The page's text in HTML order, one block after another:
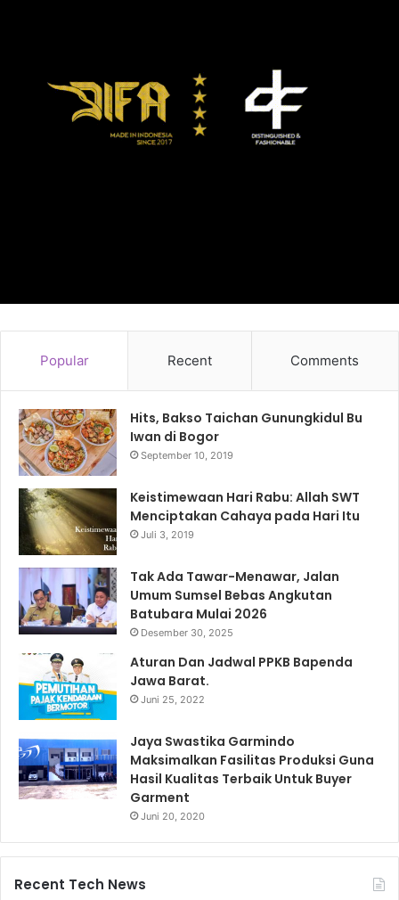
Popular Recent Comments
Hits, Bakso Taichan Gunungkidul Bu
Iwan di Bogor
September 10, 2019
Keistimewaan Hari Rabu: Allah SWT
Menciptakan Cahaya pada Hari Itu
Juli 3, 2019
Tak Ada Tawar-Menawar, Jalan
Umum Sumsel Bebas Angkutan
Batubara Mulai 2026
Desember 30, 2025
Aturan Dan Jadwal PPKB Bapenda
Jawa Barat.
Juni 25, 2022
Jaya Swastika Garmindo
Maksimalkan Fasilitas Produksi Guna
Hasil Kualitas Terbaik Untuk Buyer
Garment
Juni 20, 2020
Recent Tech News